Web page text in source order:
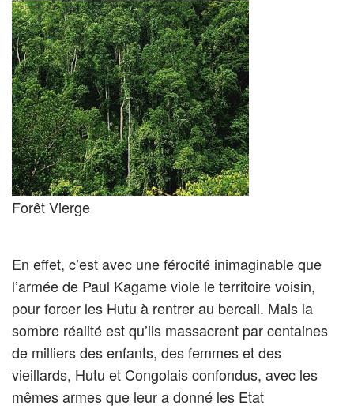
Forêt Vierge
En effet, c’est avec une férocité inimaginable que
l’armée de Paul Kagame viole le territoire voisin,
pour forcer les Hutu à rentrer au bercail. Mais la
sombre réalité est qu’ils massacrent par centaines
de milliers des enfants, des femmes et des
vieillards, Hutu et Congolais confondus, avec les
mêmes armes que leur a donné les Etat